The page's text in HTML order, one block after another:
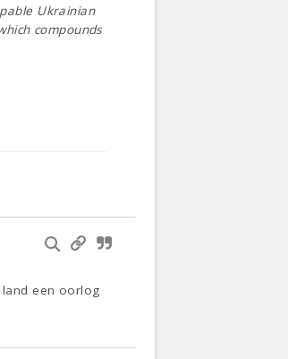
Ukrainian
compounds
een oorlog